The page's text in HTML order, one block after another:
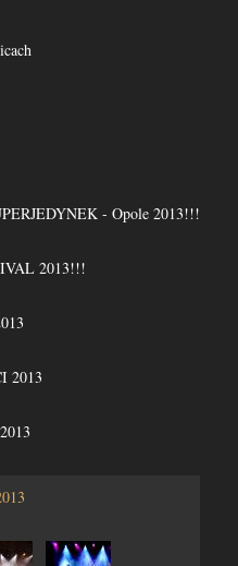
- Opole 2013!!!
2013!!!
2013